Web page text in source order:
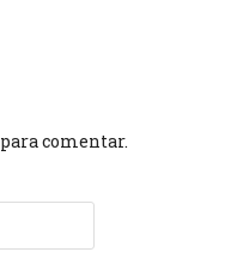
para comentar.